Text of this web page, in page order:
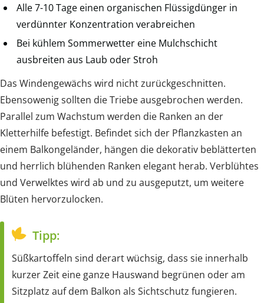
Alle 7-10 Tage einen organischen Flüssigdünger in
verdünnter Konzentration verabreichen
Bei kühlem Sommerwetter eine Mulchschicht
ausbreiten aus Laub oder Stroh
Das Windengewächs wird nicht zurückgeschnitten.
Ebensowenig sollten die Triebe ausgebrochen werden.
Parallel zum Wachstum werden die Ranken an der
Kletterhilfe befestigt. Befindet sich der Pflanzkasten an
einem Balkongeländer, hängen die dekorativ beblätterten
und herrlich blühenden Ranken elegant herab. Verblühtes
und Verwelktes wird ab und zu ausgeputzt, um weitere
Blüten hervorzulocken.
Tipp:
Süßkartoffeln sind derart wüchsig, dass sie innerhalb
kurzer Zeit eine ganze Hauswand begrünen oder am
Sitzplatz auf dem Balkon als Sichtschutz fungieren.